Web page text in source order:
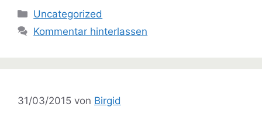
Kategorien
Uncategorized
Kommentar hinterlassen
31/03/2015 von Birgid